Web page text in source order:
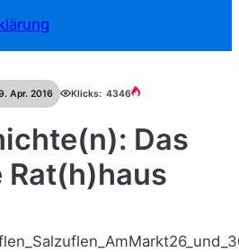
Apr. 2016 Klicks: 4346
Das